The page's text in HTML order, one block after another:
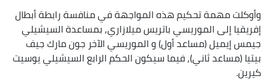
وأوكلت مهمة تحكيم هذه المواجهة في منافسة رابطة أبطال
إفريقيا إلى الموريسي باتريس ميلازاري, بمساعدة السيشيلي
جيمس إيميل (مساعد أول) و الموريسي الآخر جون مارك جيف
بيتيا (مساعد ثاني), فيما سيكون الحكم الرابع السيشيلي يوسيت
كيرين.